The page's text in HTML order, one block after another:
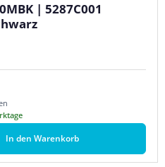
| 5287C001
In den Warenkorb